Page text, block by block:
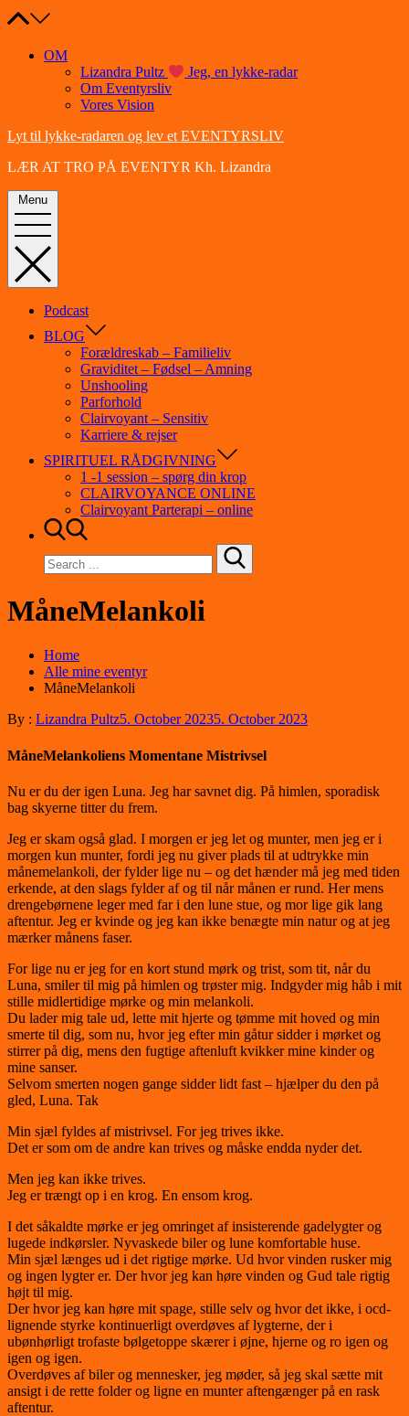
Skip
content
OM
Lizandra Pultz
Jeg, en lykke-radar
Om Eventyrsliv
Vores Vision
Lyt til lykke-radaren og lev et EVENTYRSLIV
LÆR AT TRO PÅ EVENTYR Kh. Lizandra
Menu
Podcast
BLOG
Forældreskab – Familieliv
Graviditet – Fødsel – Amning
Unshooling
Parforhold
Clairvoyant – Sensitiv
Karriere & rejser
SPIRITUEL RÅDGIVNING
1 -1 session – spørg din krop
CLAIRVOYANCE ONLINE
Clairvoyant Parterapi – online
Search
for:
MåneMelankoli
Home
Alle mine eventyr
MåneMelankoli
By : Lizandra Pultz5. October 20235. October 2023
MåneMelankoliens Momentane Mistrivsel
Nu er du der igen Luna. Jeg har savnet dig. På himlen, sporadisk
bag skyerne titter du frem.
Jeg er skam også glad. I morgen er jeg let og munter, men jeg er i
morgen kun munter, fordi jeg nu giver plads til at udtrykke min
månemelankoli, der fylder lige nu – og det hænder må jeg med tiden
erkende, at den slags fylder af og til når månen er rund. Her mens
drengebørnene leger med far i den lune stue, og mor lige gik lang
aftentur. Jeg er kvinde og jeg kan ikke benægte min natur og at jeg
mærker månens faser.
For lige nu er jeg for en kort stund mørk og trist, som tit, når du
Luna, smiler til mig på himlen og trøster mig. Indgyder mig håb i mit
stille midlertidige mørke og min melankoli.
Du lader mig tale ud, lette mit hjerte og tømme mit hoved og min
smerte til dig, som nu, hvor jeg efter min gåtur sidder i mørket og
stirrer på dig, mens den fugtige aftenluft kvikker mine kinder og
mine sanser.
Selvom smerten nogen gange sidder lidt fast – hjælper du den på
gled, Luna. Tak
Min sjæl fyldes af mistrivsel. For jeg trives ikke.
Det er som om de andre kan trives og måske endda nyder det.
Men jeg kan ikke trives.
Jeg er trængt op i en krog. En ensom krog.
I det såkaldte mørke er jeg omringet af insisterende gadelygter og
lugede indkørsler. Nyvaskede biler og lune komfortable huse.
Min sjæl længes ud i det rigtige mørke. Ud hvor vinden rusker mig
og ingen lygter er. Der hvor jeg kan høre vinden og Gud tale rigtig
højt til mig.
Der hvor jeg kan høre mit spage, stille selv og hvor det ikke, i ocd-
lignende styrke kontinuerligt overdøves af lygterne, der i
ubønhørligt trofaste bølgetoppe skærer i øjne, hjerne og ro igen og
igen og igen.
Overdøves af biler og mennesker, jeg møder, så jeg skal sætte mit
ansigt i de rette folder og ligne en munter aftengænger på en rask
aftentur.